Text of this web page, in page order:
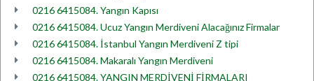
0216 6415084. Yangın Kapısı
0216 6415084. Ucuz Yangın Merdiveni Alacağınız Firmalar
0216 6415084. İstanbul Yangın Merdiveni Z tipi
0216 6415084. Makaralı Yangın Merdiveni
0216 6415084. YANGIN MERDİVENİ FİRMALARI